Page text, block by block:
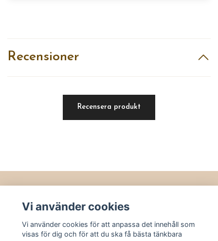
Recensioner
Recensera produkt
Köpvillkor
Kontakt
Utvalt
Vi använder cookies
Vi använder cookies för att anpassa det innehåll som
visas för dig och för att du ska få bästa tänkbara